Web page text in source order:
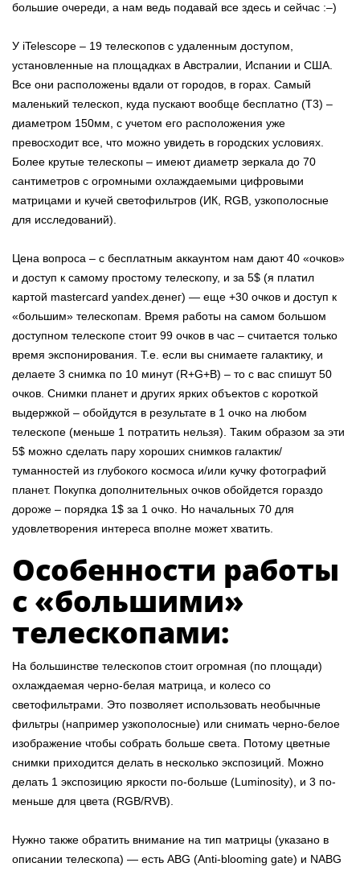
большие очереди, а нам ведь подавай все здесь и сейчас :–)
У iTelescope – 19 телескопов с удаленным доступом,
установленные на площадках в Австралии, Испании и США.
Все они расположены вдали от городов, в горах. Самый
маленький телескоп, куда пускают вообще бесплатно (T3) –
диаметром 150мм, с учетом его расположения уже
превосходит все, что можно увидеть в городских условиях.
Более крутые телескопы – имеют диаметр зеркала до 70
сантиметров с огромными охлаждаемыми цифровыми
матрицами и кучей светофильтров (ИК, RGB, узкополосные
для исследований).
Цена вопроса – с бесплатным аккаунтом нам дают 40 «очков»
и доступ к самому простому телескопу, и за 5$ (я платил
картой mastercard yandex.денег) — еще +30 очков и доступ к
«большим» телескопам. Время работы на самом большом
доступном телескопе стоит 99 очков в час – считается только
время экспонирования. Т.е. если вы снимаете галактику, и
делаете 3 снимка по 10 минут (R+G+B) – то с вас спишут 50
очков. Снимки планет и других ярких объектов с короткой
выдержкой – обойдутся в результате в 1 очко на любом
телескопе (меньше 1 потратить нельзя). Таким образом за эти
5$ можно сделать пару хороших снимков галактик/
туманностей из глубокого космоса и/или кучку фотографий
планет. Покупка дополнительных очков обойдется гораздо
дороже – порядка 1$ за 1 очко. Но начальных 70 для
удовлетворения интереса вполне может хватить.
Особенности работы
с «большими»
телескопами:
На большинстве телескопов стоит огромная (по площади)
охлаждаемая черно-белая матрица, и колесо со
светофильтрами. Это позволяет использовать необычные
фильтры (например узкополосные) или снимать черно-белое
изображение чтобы собрать больше света. Потому цветные
снимки приходится делать в несколько экспозиций. Можно
делать 1 экспозицию яркости по-больше (Luminosity), и 3 по-
меньше для цвета (RGB/RVB).
Нужно также обратить внимание на тип матрицы (указано в
описании телескопа) — есть ABG (Anti-blooming gate) и NABG